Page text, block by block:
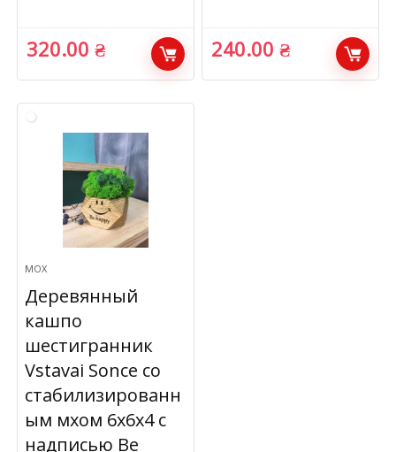
320.00₴ 240.00₴
МОХ
Деревянный
кашпо
шестигранник
Vstavai Sonce со
стабилизированн
ым мхом 6х6х4 с
надписью Be